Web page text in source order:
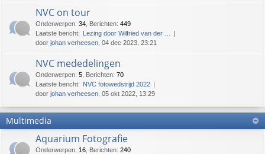
NVC on tour
Onderwerpen: 34 Berichten: 449
Laatste bericht: Lezing door Wilfried van der …
door johan verheesen , 04 dec 2023, 23:21
NVC mededelingen
Onderwerpen: 5 Berichten: 70
Laatste bericht: NVC fotowedstrijd 2022
door johan verheesen , 05 okt 2022, 13:29
Multimedia
Aquarium Fotografie
Onderwerpen: 16 Berichten: 240